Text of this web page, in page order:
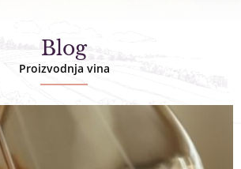
Blog
Proizvodnja vina